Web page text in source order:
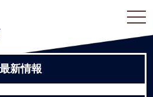
最新情報